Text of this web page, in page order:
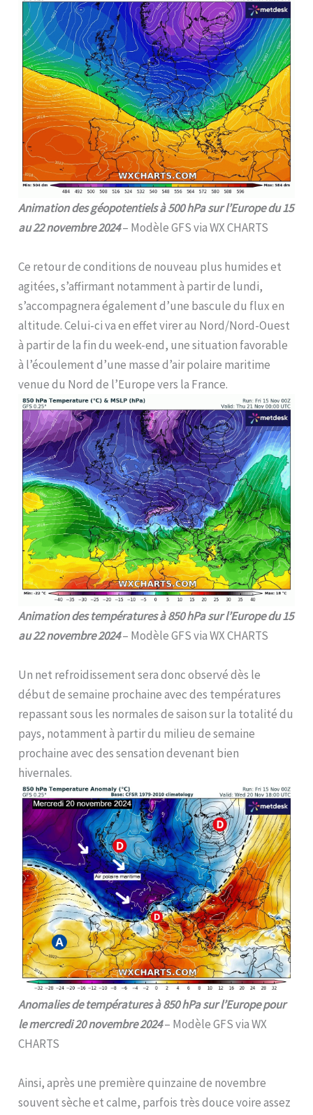
Animation des géopotentiels à 500 hPa sur l’Europe du 15
au 22 novembre 2024– Modèle GFS via WX CHARTS
Ce retour de conditions de nouveau plus humides et
agitées, s’affirmant notamment à partir de lundi,
s’accompagnera également d’une bascule du flux en
altitude. Celui-ci va en effet virer au Nord/Nord-Ouest
à partir de la fin du week-end, une situation favorable
à l’écoulement d’une masse d’air polaire maritime
venue du Nord de l’Europe vers la France.
Animation des températures à 850 hPa sur l’Europe du 15
au 22 novembre 2024– Modèle GFS via WX CHARTS
Un net refroidissement sera donc observé dès le
début de semaine prochaine avec des températures
repassant sous les normales de saison sur la totalité du
pays, notamment à partir du milieu de semaine
prochaine avec des sensation devenant bien
hivernales.
Anomalies de températures à 850 hPa sur l’Europe pour
le mercredi 20 novembre 2024– Modèle GFS via WX
CHARTS
Ainsi, après une première quinzaine de novembre
souvent sèche et calme, parfois très douce voire assez